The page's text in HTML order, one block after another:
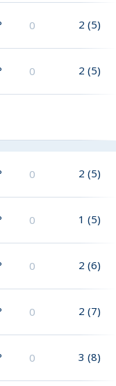
0 2 (5)
0 2 (5)
0 2 (5)
0 1 (5)
0 2 (6)
0 2 (7)
0 3 (8)